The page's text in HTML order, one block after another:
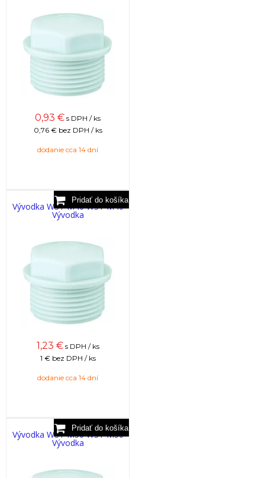
0,93 € s DPH / ks
0,76 € bez DPH / ks
dodanie cca 14 dní
Vývodka WST M40 WST M40
Vývodka
1,23 € s DPH / ks
1 € bez DPH / ks
dodanie cca 14 dní
Vývodka WST M50 WST M50
Vývodka